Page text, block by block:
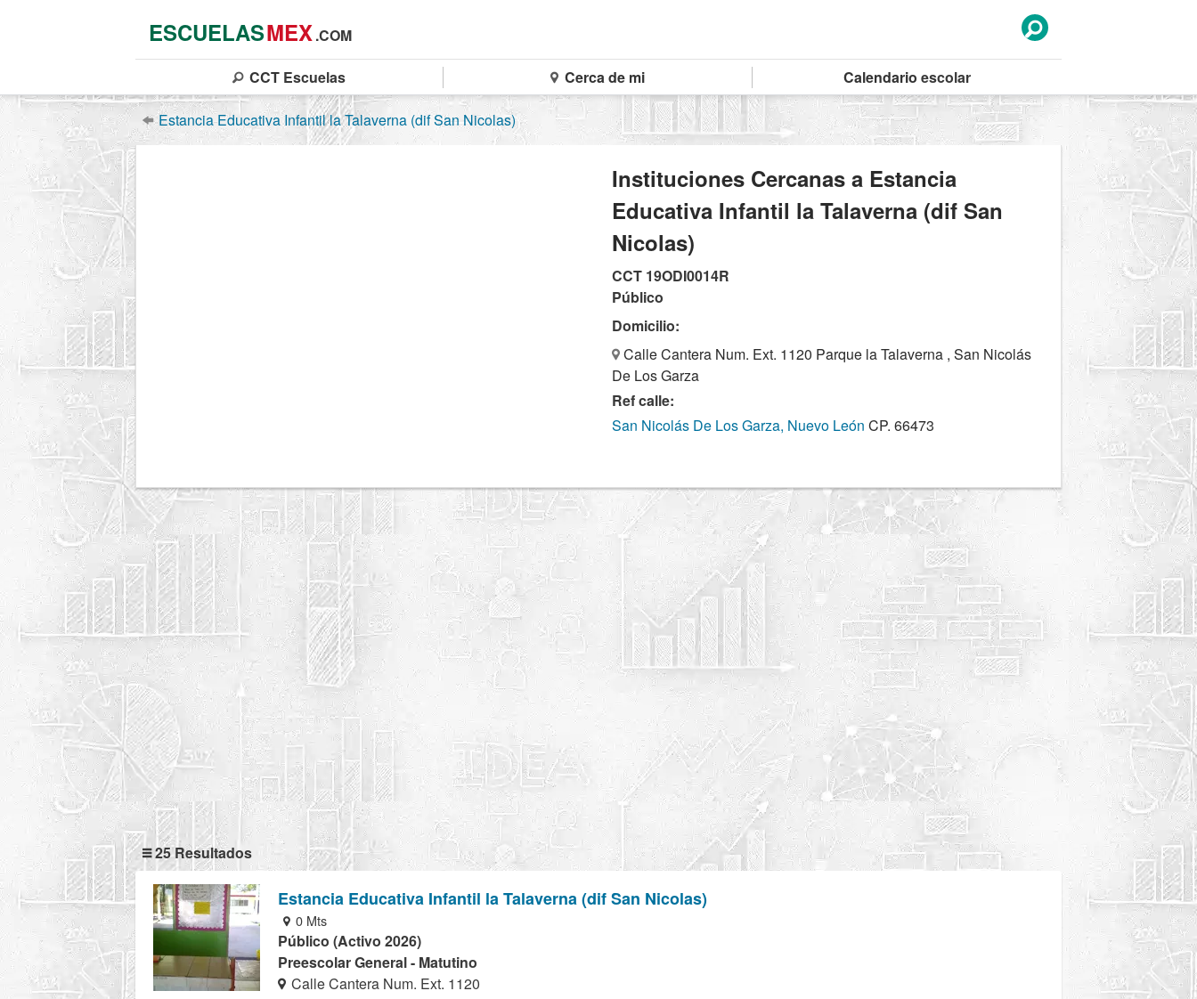
ESCUELASMEX.COM
CCT Escuelas Cerca de mi Calendario escolar
Estancia Educativa Infantil la Talaverna (dif San Nicolas)
Instituciones Cercanas a Estancia
Educativa Infantil la Talaverna (dif San
Nicolas)
CCT 19ODI0014R
Público
Domicilio:
Calle Cantera Num. Ext. 1120 Parque la Talaverna , San Nicolás
De Los Garza
Ref calle:
San Nicolás De Los Garza, Nuevo León CP. 66473
25 Resultados
Estancia Educativa Infantil la Talaverna (dif San Nicolas)
0 Mts
Público (Activo 2026)
Preescolar General - Matutino
Calle Cantera Num. Ext. 1120